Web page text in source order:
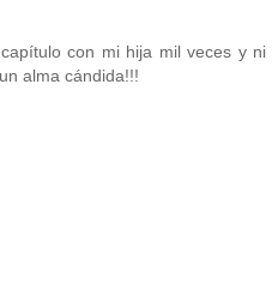
con mi hija mil veces y ni
alma cándida!!!